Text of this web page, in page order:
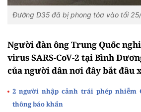
Đường D35 đã bị phong tỏa vào tối
Người đàn ông Trung Quốc
virus SARS-CoV-2 tại Bình
của người dân nơi đây bắt đầu
2 người nhập cảnh trái phép nhiễm
thông báo khẩn